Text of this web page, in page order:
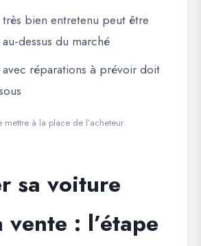
bien entretenu peut être
dessus du marché
réparations à prévoir doit
mettre à la place de l’acheteur.
sa voiture
vente : l’étape